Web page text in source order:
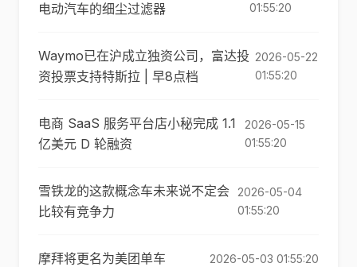
电动汽车的细尘过滤器
01:55:20
Waymo已在沪成立独资公司，富达投
资投票支持特斯拉 | 早8点档
2026-05-22
01:55:20
电商 SaaS 服务平台店小秘完成 1.1
亿美元 D 轮融资
2026-05-15
01:55:20
雪铁龙的这款概念车未来说不定会
比较有竞争力
2026-05-04
01:55:20
摩拜将更名为美团单车 2026-05-03 01:55:20